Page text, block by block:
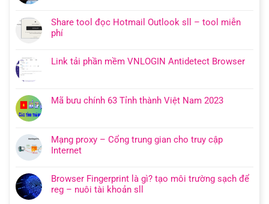
Share tool đọc Hotmail Outlook sll – tool miễn
phí
Link tải phần mềm VNLOGIN Antidetect Browser
Mã bưu chính 63 Tỉnh thành Việt Nam 2023
Mạng proxy – Cổng trung gian cho truy cập
Internet
Browser Fingerprint là gì? tạo môi trường sạch để
reg – nuôi tài khoản sll